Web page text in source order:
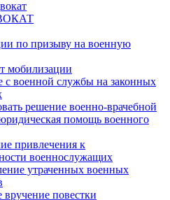
по призыву на военную
мобилизации
с военной службы на законных
решение военно-врачебной
помощь военного
привлечения к
военнослужащих
утраченных военных
вручение повестки